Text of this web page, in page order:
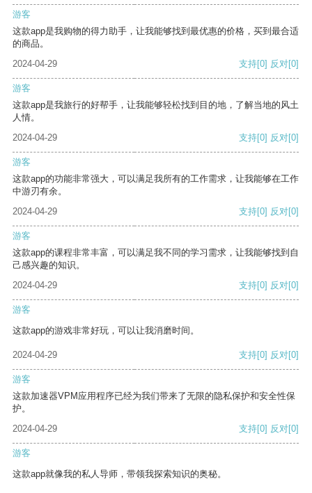
游客
这款app是我购物的得力助手，让我能够找到最优惠的价格，买到最合适
的商品。
2024-04-29
支持[0] 反对[0]
游客
这款app是我旅行的好帮手，让我能够轻松找到目的地，了解当地的风土
人情。
2024-04-29
支持[0] 反对[0]
游客
这款app的功能非常强大，可以满足我所有的工作需求，让我能够在工作
中游刃有余。
2024-04-29
支持[0] 反对[0]
游客
这款app的课程非常丰富，可以满足我不同的学习需求，让我能够找到自
己感兴趣的知识。
2024-04-29
支持[0] 反对[0]
游客
这款app的游戏非常好玩，可以让我消磨时间。
2024-04-29 支持[0] 反对[0]
游客
这款加速器VPM应用程序已经为我们带来了无限的隐私保护和安全性保
护。
2024-04-29
支持[0] 反对[0]
游客
这款app就像我的私人导师，带领我探索知识的奥秘。